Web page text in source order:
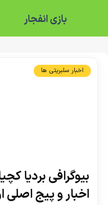
بازی انفجار
اخبار سلبریتی ها
بیوگرافی بردیا
اخبار و پیج اصلی